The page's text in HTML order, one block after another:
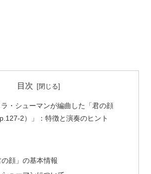
目次
ラ・シューマンが編曲した「君の顔
2）」：特徴と演奏のヒント
の顔」の基本情報